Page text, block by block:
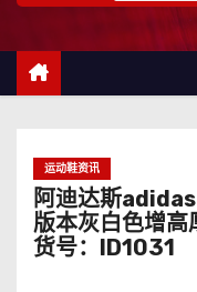
运动鞋资讯
阿迪达斯
版本灰白色增高
货号：ID1031